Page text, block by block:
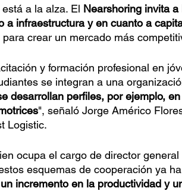
a la alza. El Nearshoring invita
a infraestructura y en cuanto a
crear un mercado más
y formación profesional en
se integran a una
desarrollan perfiles, por ejemplo,
", señaló Jorge Américo
Logistic.
ocupa el cargo de director
esquemas de cooperación ya
incremento en la productividad y